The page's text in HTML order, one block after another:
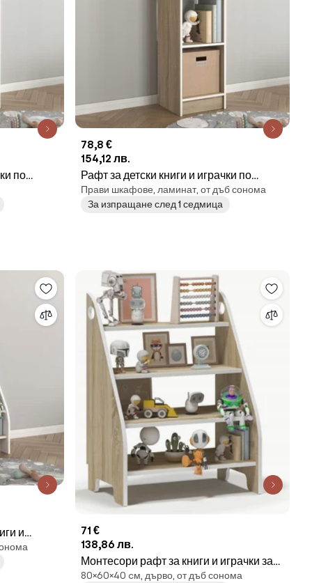
по
78,8 €
154,12 лв.
Рафт за детски книги и играчки по
метода Монтесори, с 3 рафта – Sonoma
Прави шкафове, ламинат, от дъб сонома
За изпращане след 1 седмица
и
71 €
138,86 лв.
Монтесори рафт за книги и играчки за
деца - Сонома
80×60×40 cм, дърво, от дъб сонома